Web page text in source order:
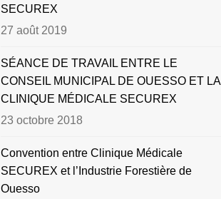
SECUREX
27 août 2019
SÉANCE DE TRAVAIL ENTRE LE
CONSEIL MUNICIPAL DE OUESSO ET LA
CLINIQUE MÉDICALE SECUREX
23 octobre 2018
Convention entre Clinique Médicale
SECUREX et l’Industrie Forestière de
Ouesso